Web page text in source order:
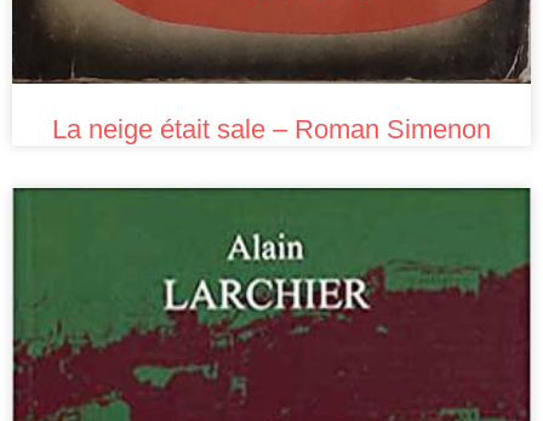
La neige était sale – Roman Simenon